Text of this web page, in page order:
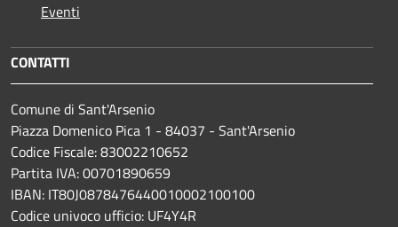
Eventi
CONTATTI
Comune di Sant'Arsenio
Piazza Domenico Pica 1 - 84037 - Sant'Arsenio
Codice Fiscale: 83002210652
Partita IVA: 00701890659
IBAN: IT80J0878476440010002100100
Codice univoco ufficio: UF4Y4R